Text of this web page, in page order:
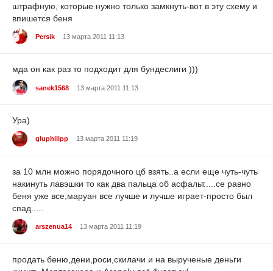
штрафную, которые нужно только замкнуть-вот в эту схему и
впишется беня
Persik 13 марта 2011 11:13
мда он как раз то подходит для бундеслиги )))
sanek1568 13 марта 2011 11:13
Ура)
gluphilipp 13 марта 2011 11:19
за 10 млн можно порядочного цб взять..а если еще чуть-чуть
накинуть лавэшки то как два пальца об асфальт.....се равно
беня уже все,маруан все лучше и лучше играет-просто был
спад.....
arszenua14 13 марта 2011 11:19
продать беню,дени,роси,скилачи и на вырученые деньги